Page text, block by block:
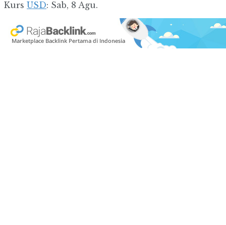
Kurs USD: Sab, 8 Agu.